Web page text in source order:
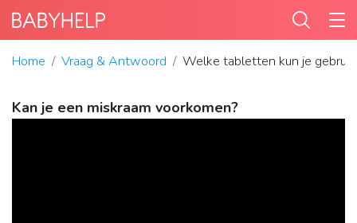
Home Vraag & Antwoord Welke tabletten kun je
Kan je een miskraam voorkomen?